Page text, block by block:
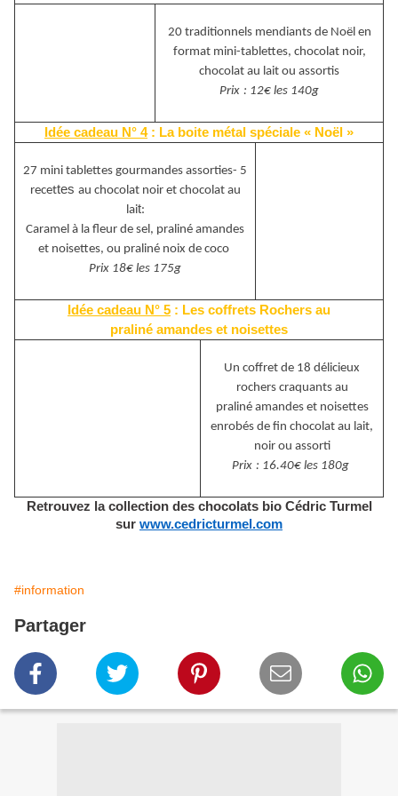
20 traditionnels mendiants de Noël en
format mini-tablettes, chocolat noir,
chocolat au lait ou assortis
Prix : 12€ les 140g
Idée cadeau N° 4 : La boite métal spéciale « Noë »
27 mini tablettes gourmandes assorties- 5
recettes au chocolat noir et chocolat au
lait:
Caramel à la fleur de sel, praliné amandes
et noisettes, ou praliné noix de coco
Prix 18€ les 175g
Idée cadeau N° 5 : Les coffrets Rochers au
praliné amandes et noisettes
Un coffret de 18 dé licieux
rochers craquants au
praliné amandes et noisettes
enrobés de fin chocolat au lait,
noir ou assorti
Prix : 16.40€ les 180g
Retrouvez la collection des chocolats bio Cédric Turmel
sur www.cedricturmel.com
#information
Partager